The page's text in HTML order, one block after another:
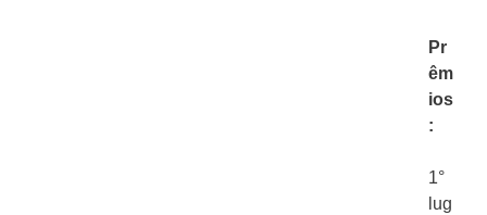
Pr
êm
ios
:
1°
lug